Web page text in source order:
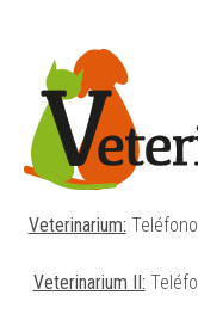
Veterinarium:
Veterinarium II: